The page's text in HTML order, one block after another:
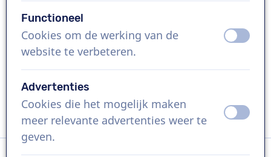
US$ 399,95
excl. BTW
Bedrijfsfilm , 1 - 250 woorden
Vraag een custom demo aan
Functioneel
Cookies om de werking van de
website te verbeteren.
uit aan
Advertenties
Cookies die het mogelijk maken
meer relevante advertenties weer te
geven.
uit aan